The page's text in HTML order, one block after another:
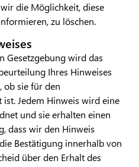
die Möglichkeit, diese
zu löschen.
Gesetzgebung wird das
Ihres Hinweises
ob sie für den
Jedem Hinweis wird eine
und sie erhalten einen
dass wir den Hinweis
Bestätigung innerhalb von
über den Erhalt des